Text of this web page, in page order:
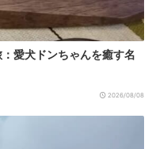
愛犬ドンちゃんを癒す名
2026/08/08